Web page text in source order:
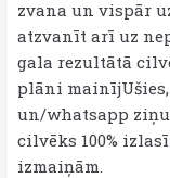
zvana un vispār
atzvanīt arī uz
gala rezultātā
plāni
un/whatsapp
cilvēks 100%
izmaiņām.